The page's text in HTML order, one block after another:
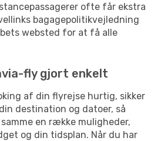
ofte får ekstra
bagagepolitikvejledning
websted for at få alle
fly gjort enkelt
af din flyrejse hurtig, sikker
destination og datoer, så
en række muligheder,
og din tidsplan. Når du har